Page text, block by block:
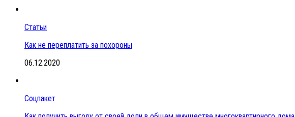
Статьи
Как не переплатить за похороны
06.12.2020
Соцпакет